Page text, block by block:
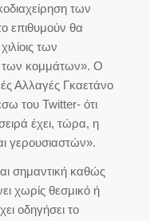
των
επιθυμούν θα
των
των κομμάτων». Ο
Αλλαγές Γκαετάνο
του Twitter- ότι
έχει, τώρα, η
γερουσιαστών».
σημαντική καθώς
χωρίς θεσμικό ή
οδηγήσει το